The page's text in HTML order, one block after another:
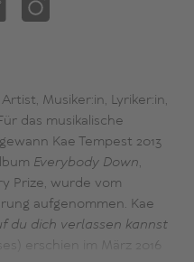
Musiker:in, Lyriker:in,
das musikalische
gewann Kae Tempest 2013
Everybody Down,
Prize, wurde vom
aufgenommen. Kae
du dich verlassen kannst
erschien im März 2016